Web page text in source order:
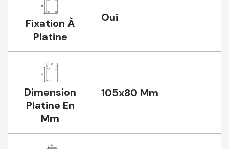
Fixation À
Platine
Oui
Dimension
Platine En
Mm
105x80 Mm